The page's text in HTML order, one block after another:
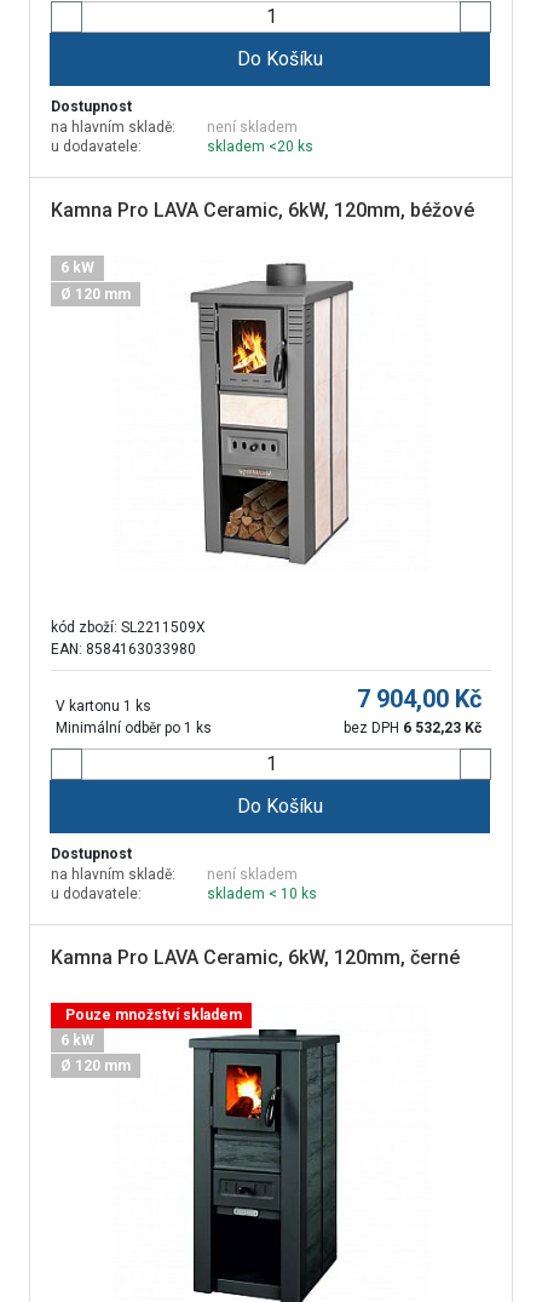
Do Košíku
Dostupnost
na hlavním skladě:
není skladem
u dodavatele:
skladem <20 ks
Kamna Pro LAVA Ceramic, 6kW, 120mm, béžové
6 kW
Ø 120 mm
kód zboží: SL2211509X
EAN: 8584163033980
V kartonu 1 ks
Minimální odběr po 1 ks
7 904,00 Kč
bez DPH 6 532,23 Kč
Do Košíku
Dostupnost
na hlavním skladě:
není skladem
u dodavatele:
skladem < 10 ks
Kamna Pro LAVA Ceramic, 6kW, 120mm, černé
Pouze množství skladem
6 kW
Ø 120 mm